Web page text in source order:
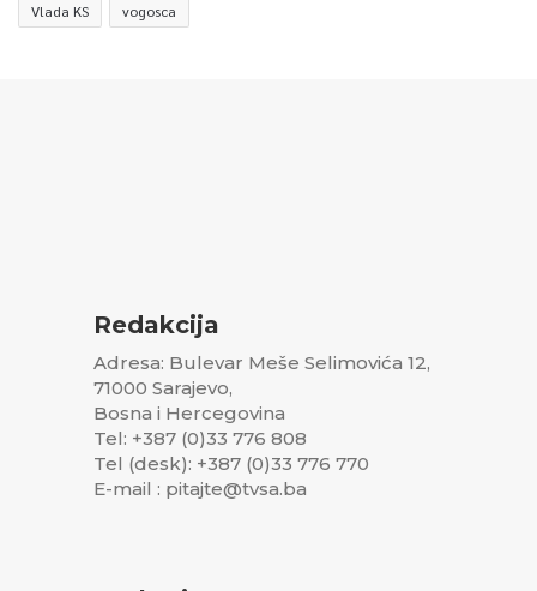
Vlada KS vogosca
Redakcija
Adresa: Bulevar Meše Selimovića 12,
71000 Sarajevo,
Bosna i Hercegovina
Tel: +387 (0)33 776 808
Tel (desk): +387 (0)33 776 770
E-mail : pitajte@tvsa.ba